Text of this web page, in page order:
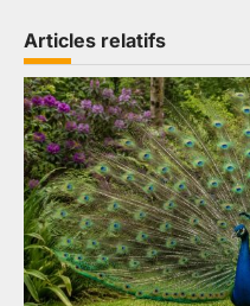
Articles relatifs